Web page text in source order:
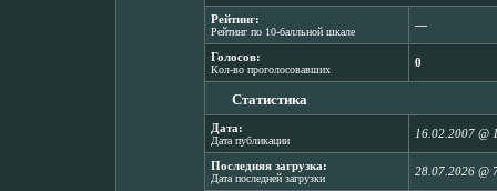
Рейтинг:
Рейтинг по 10-балльной шкале
―
Голосов:
Кол-во проголосовавших
0
Статистика
Дата:
Дата публикации
16.02.2007 @
Последняя загрузка:
Дата последней загрузки
28.07.2026 @